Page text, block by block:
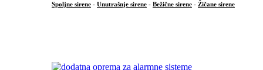
Spoljne sirene - Unutrašnje sirene - Bežične sirene - Žičane sirene